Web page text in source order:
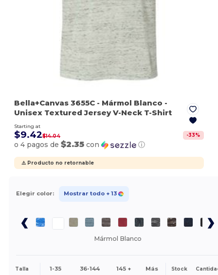
Bella+Canvas 3655C - Mármol Blanco -
Unisex Textured Jersey V-Neck T-Shirt
Starting at
$9.42$14.04 -33%
o 4 pagos de$2.35 con ⓘ
⚠️ Producto no retornable
Elegir color: Mostrar todo + 13
Mármol Blanco
Talla 1-35 36-144 145 + Más Stock